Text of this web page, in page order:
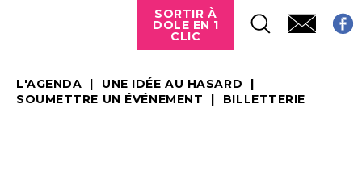
SORTIR À
DOLE EN 1
CLIC
L'AGENDA
UNE IDÉE AU HASARD
SOUMETTRE UN ÉVÉNEMENT
BILLETTERIE